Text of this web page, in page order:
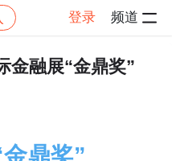
登录 频道
问答 帖子详情
金融展“金鼎奖”
鼎奖”